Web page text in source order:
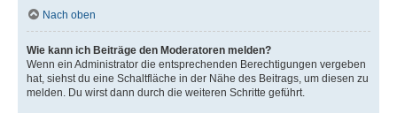
Nach oben
Wie kann ich Beiträge den Moderatoren melden?
Wenn ein Administrator die entsprechenden Berechtigungen vergeben
hat, siehst du eine Schaltfläche in der Nähe des Beitrags, um diesen zu
melden. Du wirst dann durch die weiteren Schritte geführt.